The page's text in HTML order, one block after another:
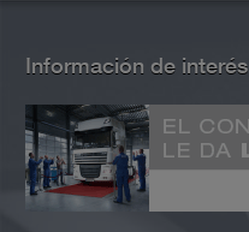
Información de interés